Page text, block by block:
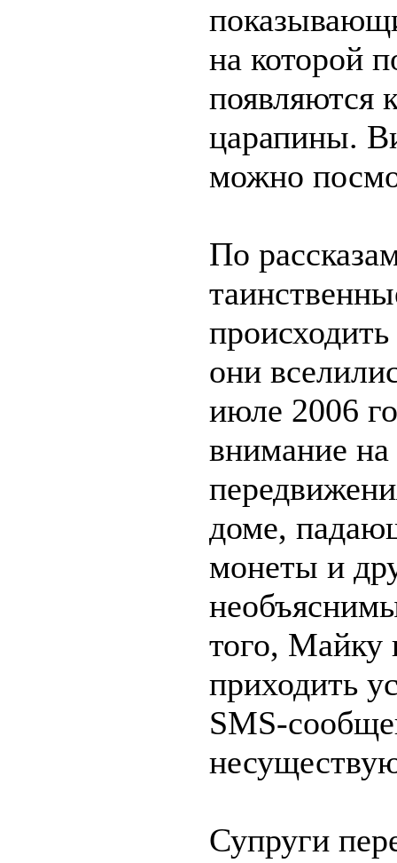
на которой
появляются
царапины.
можно
По
происходить
они
июле 2006
внимание
доме,
монеты и
того, Майку
приходить
SMS-
Супруги